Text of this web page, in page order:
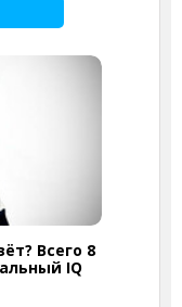
Всего 8
IQ